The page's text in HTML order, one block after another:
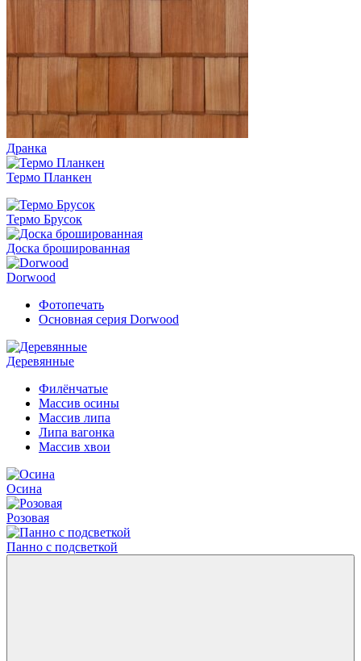
Дранка
Термо Планкен
Термо Брусок
Доска брошированная
Dorwood
Фотопечать
Основная серия Dorwood
Деревянные
Филёнчатые
Массив осины
Массив липа
Липа вагонка
Массив хвои
Осина
Розовая
Панно с подсветкой